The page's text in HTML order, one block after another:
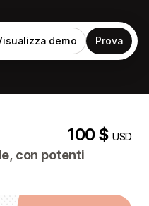
demo Prova
100 $USD
con potenti